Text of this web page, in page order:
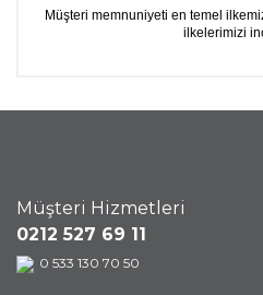
Müşteri memnuniyeti en temel
ilkelerimizi
Müşteri Hizmetleri
0212 527 69 11
0 533 130 70 50